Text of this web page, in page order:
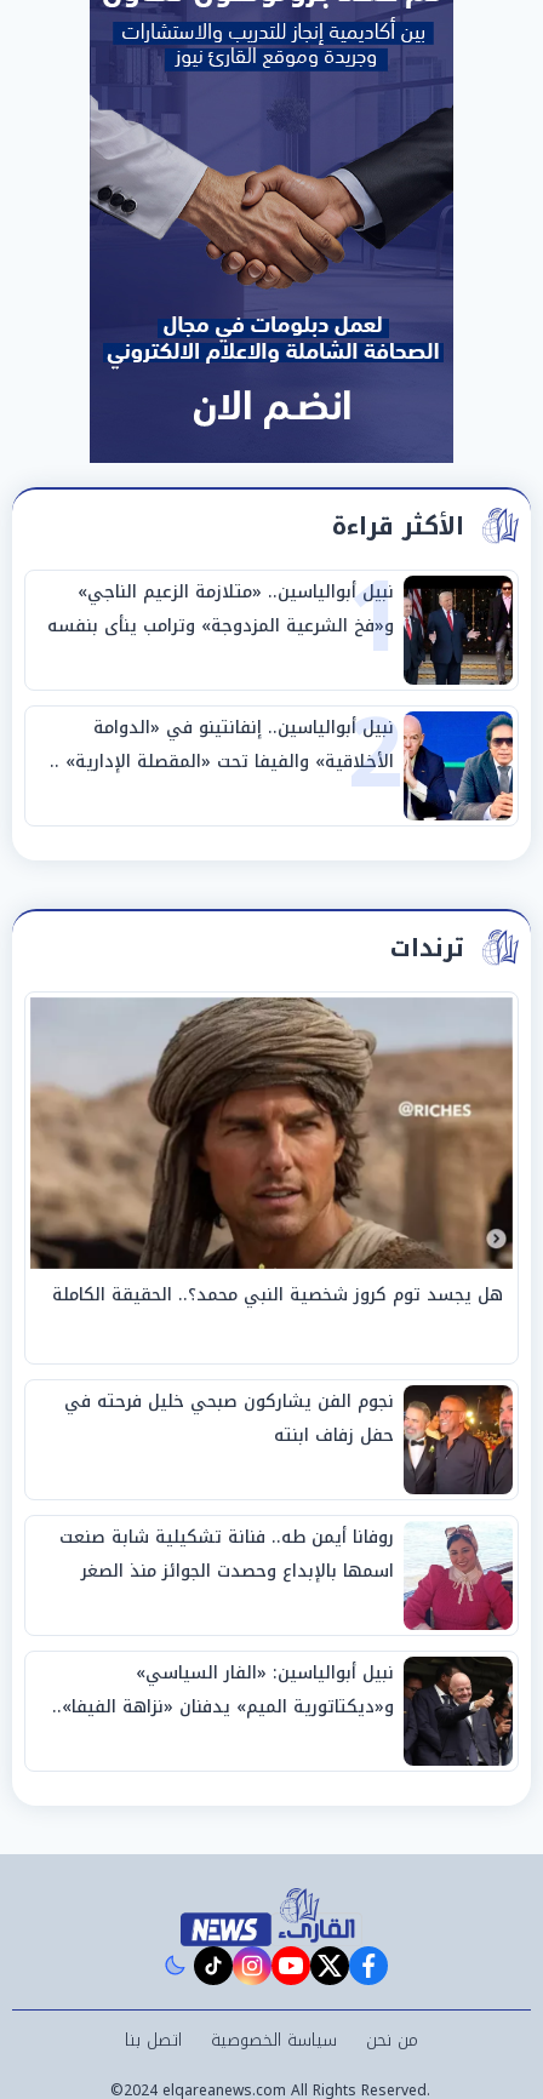
الأكثر قراءة
1
نبيل أبوالياسين.. «متلازمة الزعيم الناجي»
و«فخ الشرعية المزدوجة» وترامب ينأى بنفسه
وحليفه في «ميتم استراتيجي»
2
نبيل أبوالياسين.. إنفانتينو في «الدوامة
الأخلاقية» والفيفا تحت «المقصلة الإدارية» ..
«عبادة العرش وجنازة المصداقية»
ترندات
هل يجسد توم كروز شخصية النبي محمد؟.. الحقيقة الكاملة
نجوم الفن يشاركون صبحي خليل فرحته في
حفل زفاف ابنته
روفانا أيمن طه.. فنانة تشكيلية شابة صنعت
اسمها بالإبداع وحصدت الجوائز منذ الصغر
نبيل أبوالياسين: «الفار السياسي»
و«ديكتاتورية الميم» يدفنان «نزاهة الفيفا»..
facebook
twitter
youtube
instagram
tiktok
من نحن سياسة الخصوصية اتصل بنا
©2024 elqareanews.com All Rights Reserved.